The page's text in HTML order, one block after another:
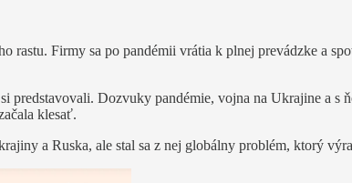
Firmy sa po pandémii vrátia k plnej prevádzke a
predstavovali. Dozvuky pandémie, vojna na Ukrajine a s
klesať.
a Ruska, ale stal sa z nej globálny problém, ktorý